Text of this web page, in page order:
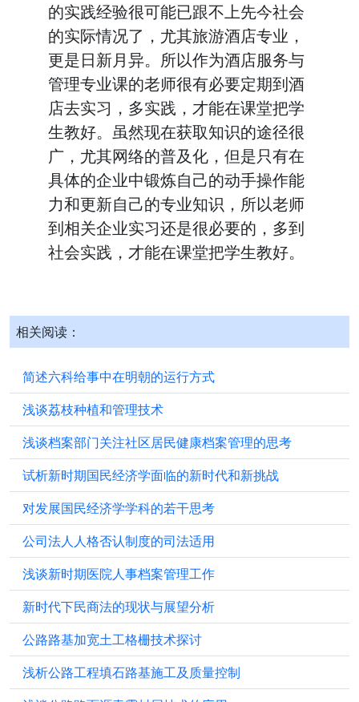
的实践经验很可能已跟不上先今社会
的实际情况了，尤其旅游酒店专业，
更是日新月异。所以作为酒店服务与
管理专业课的老师很有必要定期到酒
店去实习，多实践，才能在课堂把学
生教好。虽然现在获取知识的途径很
广，尤其网络的普及化，但是只有在
具体的企业中锻炼自己的动手操作能
力和更新自己的专业知识，所以老师
到相关企业实习还是很必要的，多到
社会实践，才能在课堂把学生教好。
相关阅读：
简述六科给事中在明朝的运行方式
浅谈荔枝种植和管理技术
浅谈档案部门关注社区居民健康档案管理的思考
试析新时期国民经济学面临的新时代和新挑战
对发展国民经济学学科的若干思考
公司法人人格否认制度的司法适用
浅谈新时期医院人事档案管理工作
新时代下民商法的现状与展望分析
公路路基加宽土工格栅技术探讨
浅析公路工程填石路基施工及质量控制